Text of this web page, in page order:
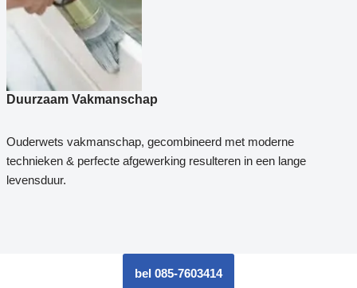
Duurzaam Vakmanschap
Ouderwets vakmanschap, gecombineerd met moderne
technieken & perfecte afgewerking resulteren in een lange
levensduur.
bel 085-7603414